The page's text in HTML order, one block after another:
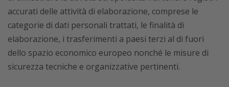
accurati delle attività di elaborazione, comprese le
categorie di dati personali trattati, le finalità di
elaborazione, i trasferimenti a paesi terzi al di fuori
dello spazio economico europeo nonché le misure di
sicurezza tecniche e organizzative pertinenti.